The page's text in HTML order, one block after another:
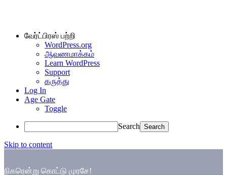
வேர்ட்பிரஸ் பற்றி
WordPress.org
ஆவணமாக்கம்
Learn WordPress
Support
கருத்து
Log In
Age Gate
Toggle
Search
Skip to content
நிகரென்று கொட்டு முரசே!